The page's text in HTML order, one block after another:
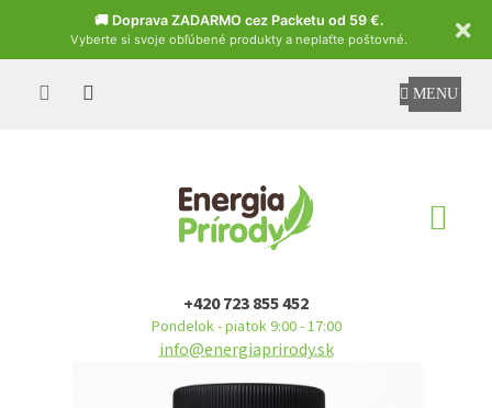
🚚 Doprava ZADARMO cez Packetu od 59 €.
Vyberte si svoje obľúbené produkty a neplaťte poštovné.
Czech
+420 723 855 452
Pondelok - piatok 9:00 - 17:00
info@energiaprirody.sk